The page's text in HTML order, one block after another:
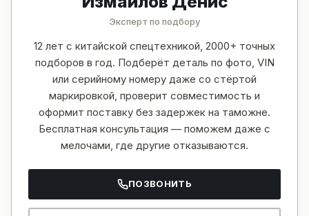
Эксперт по подбору
12 лет с китайской спецтехникой, 2000+ точных
подборов в год. Подберёт деталь по фото, VIN
или серийному номеру даже со стёртой
маркировкой, проверит совместимость и
оформит поставку без задержек на таможне.
Бесплатная консультация — поможем даже с
мелочами, где другие отказываются.
ПОЗВОНИТЬ